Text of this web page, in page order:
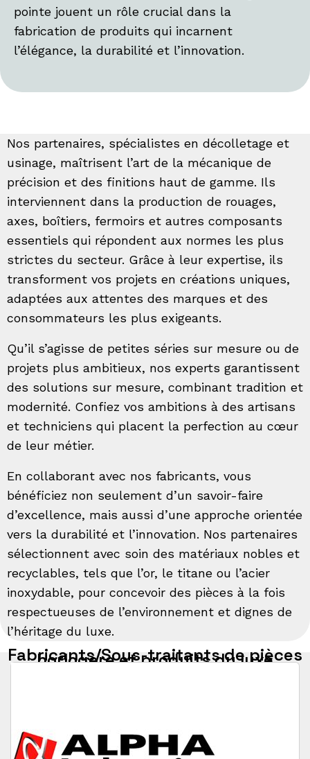
pointe jouent un rôle crucial dans la
fabrication de produits qui incarnent
l’élégance, la durabilité et l’innovation.
Nos partenaires, spécialistes en décolletage et
usinage, maîtrisent l’art de la mécanique de
précision et des finitions haut de gamme. Ils
interviennent dans la production de rouages,
axes, boîtiers, fermoirs et autres composants
essentiels qui répondent aux normes les plus
strictes du secteur. Grâce à leur expertise, ils
transforment vos projets en créations uniques,
adaptées aux attentes des marques et des
consommateurs les plus exigeants.
Qu’il s’agisse de petites séries sur mesure ou de
projets plus ambitieux, nos experts garantissent
des solutions sur mesure, combinant tradition et
modernité. Confiez vos ambitions à des artisans
et techniciens qui placent la perfection au cœur
de leur métier.
En collaborant avec nos fabricants, vous
bénéficiez non seulement d’un savoir-faire
d’excellence, mais aussi d’une approche orientée
vers la durabilité et l’innovation. Nos partenaires
sélectionnent avec soin des matériaux nobles et
recyclables, tels que l’or, le titane ou l’acier
inoxydable, pour concevoir des pièces à la fois
respectueuses de l’environnement et dignes de
l’héritage du luxe.
Fabricants/Sous-traitants de pièces
horlogère et produits du luxe